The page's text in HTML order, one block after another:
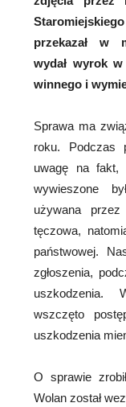
przekazał w
wydał wyrok
winnego i
Sprawa ma
roku. Podczas
uwagę na fakt,
wywieszone
używana
tęczowa,
państwowej.
zgłoszenia,
uszkodzenia.
wszczęto
uszkodzenia
O sprawie
Wolan został